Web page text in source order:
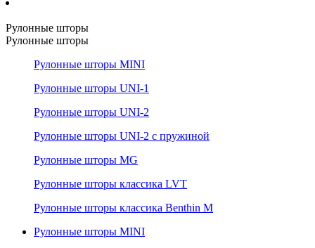
Рулонные шторы
Рулонные шторы
Рулонные шторы MINI
Рулонные шторы UNI-1
Рулонные шторы UNI-2
Рулонные шторы UNI-2 с пружиной
Рулонные шторы MG
Рулонные шторы классика LVT
Рулонные шторы классика Benthin M
Рулонные шторы MINI